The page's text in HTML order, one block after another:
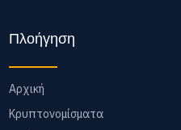
Πλοήγηση
Αρχική
Κρυπτονομίσματα